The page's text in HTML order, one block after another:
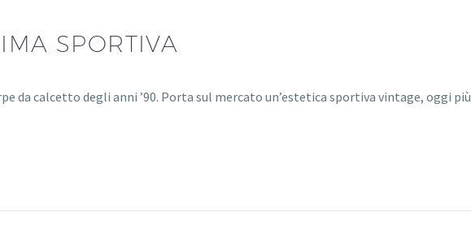
SPORTIVA
da calcetto degli anni ’90. Porta sul mercato un’estetica sportiva vintage, oggi più